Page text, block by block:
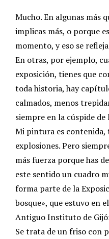
Mucho. En algunas más
implicas más, o porque
momento, y eso se
En otras, por ejemplo,
exposición, tienes que
toda historia, hay
calmados, menos
siempre en la cúspide de
Mi pintura es contenida,
explosiones. Pero
más fuerza porque has
este sentido un cuadro
forma parte de la
bosque», que estuvo en
Antiguo Instituto de
Se trata de un friso con